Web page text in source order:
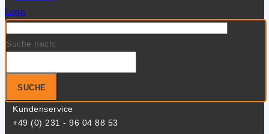
Suche nach:
SUCHE
Kundenservice
+49 (0) 231 - 96 04 88 53